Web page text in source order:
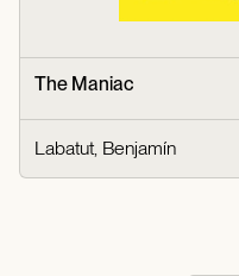
The Maniac
Labatut, Benjamín